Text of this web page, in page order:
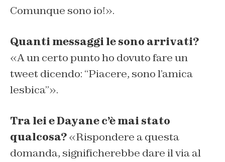
Comunque sono io!».
Quanti messaggi le sono arrivati?
«A un certo punto ho dovuto fare un
tweet dicendo: “Piacere, sono l’amica
lesbica”».
Tra lei e Dayane c’è mai stato
qualcosa?«Rispondere a questa
domanda, significherebbe dare il via al